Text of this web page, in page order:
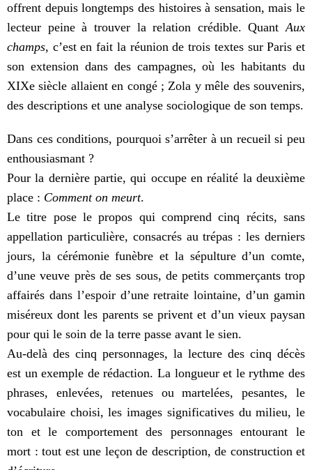
offrent depuis longtemps des histoires à sensation, mais le
lecteur peine à trouver la relation crédible. QuantAux
champs, c’est en fait la réunion de trois textes sur Paris et
son extension dans des campagnes, où les habitants du
XIXe siècle allaient en congé ; Zola y mêle des souvenirs,
des descriptions et une analyse sociologique de son temps.
Dans ces conditions, pourquoi s’arrêter à un recueil si peu
enthousiasmant ?
Pour la dernière partie, qui occupe en réalité la deuxième
place : Comment on meurt.
Le titre pose le propos qui comprend cinq récits, sans
appellation particulière, consacrés au trépas : les derniers
jours, la cérémonie funèbre et la sépulture d’un comte,
d’une veuve près de ses sous, de petits commerçants trop
affairés dans l’espoir d’une retraite lointaine, d’un gamin
miséreux dont les parents se privent et d’un vieux paysan
pour qui le soin de la terre passe avant le sien.
Au-delà des cinq personnages, la lecture des cinq décès
est un exemple de rédaction. La longueur et le rythme des
phrases, enlevées, retenues ou martelées, pesantes, le
vocabulaire choisi, les images significatives du milieu, le
ton et le comportement des personnages entourant le
mort : tout est une leçon de description, de construction et